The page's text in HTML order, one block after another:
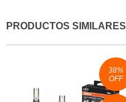
PRODUCTOS SIMILARES
38%
OFF